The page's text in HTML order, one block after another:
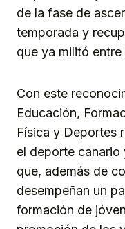
de la fase de
temporada y
que ya militó
Con este
Educación,
Física y Deportes
el deporte
que, además de
desempeñan un
formación de